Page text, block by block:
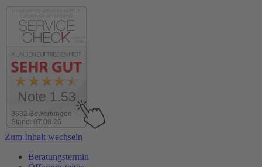
3632 Bewertungen
Stand: 07.08.26
Note 1.53
Zum Inhalt wechseln
Beratungstermin